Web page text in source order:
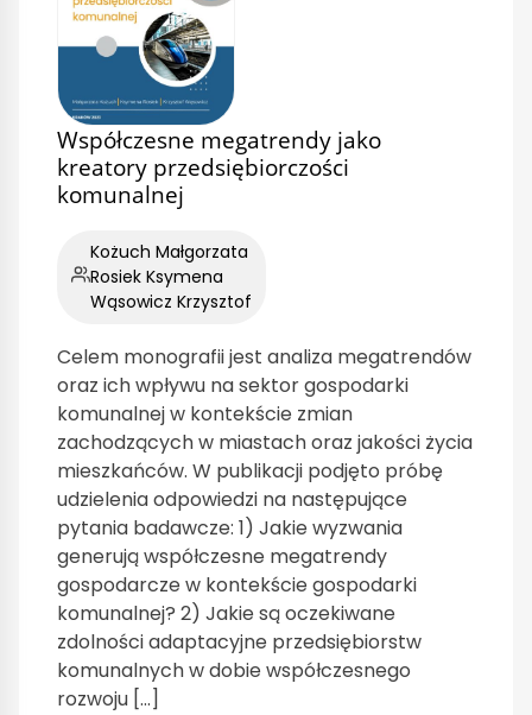
Współczesne megatrendy jako
kreatory przedsiębiorczości
komunalnej
Kożuch Małgorzata
Rosiek Ksymena
Wąsowicz Krzysztof
Celem monografii jest analiza megatrendów
oraz ich wpływu na sektor gospodarki
komunalnej w kontekście zmian
zachodzących w miastach oraz jakości życia
mieszkańców. W publikacji podjęto próbę
udzielenia odpowiedzi na następujące
pytania badawcze: 1) Jakie wyzwania
generują współczesne megatrendy
gospodarcze w kontekście gospodarki
komunalnej? 2) Jakie są oczekiwane
zdolności adaptacyjne przedsiębiorstw
komunalnych w dobie współczesnego
rozwoju […]